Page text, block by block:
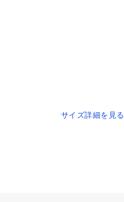
サイズ詳細を見る